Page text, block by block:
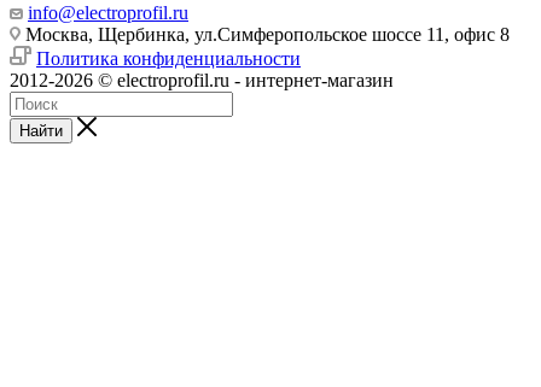
info@electroprofil.ru
Москва, Щербинка, ул.Симферопольское шоссе 11, офис 8
Политика конфиденциальности
2012-2026 © electroprofil.ru - интернет-магазин
Найти